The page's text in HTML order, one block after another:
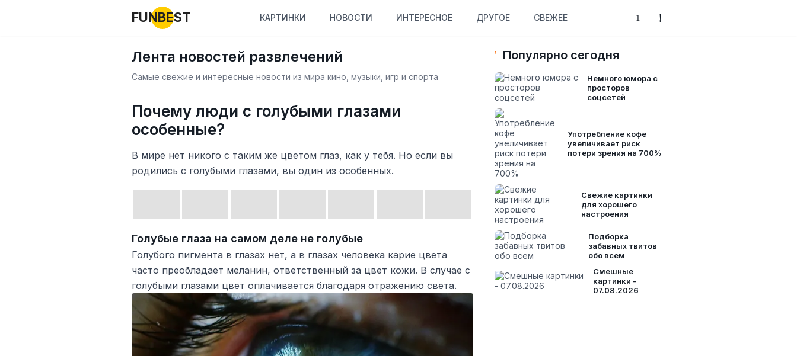
FUNBEST КАРТИНКИ НОВОСТИ ИНТЕРЕСНОЕ ДРУГОЕ СВЕЖЕЕ
Лента новостей развлечений
Самые свежие и интересные новости из мира кино, музыки, игр и спорта
Почему люди с голубыми глазами
особенные?
В мире нет никого с таким же цветом глаз, как у тебя. Но если вы
родились с голубыми глазами, вы один из особенных.
Голубые глаза на самом деле не голубые
Голубого пигмента в глазах нет, а в глазах человека карие цвета
часто преобладает меланин, ответственный за цвет кожи. В случае с
голубыми глазами цвет оплачивается благодаря отражению света.
Популярно сегодня
Немного юмора с
просторов
соцсетей
Употребление кофе
увеличивает риск
потери зрения на 700%
Свежие картинки
для хорошего
настроения
Подборка
забавных твитов
обо всем
Смешные
картинки -
07.08.2026